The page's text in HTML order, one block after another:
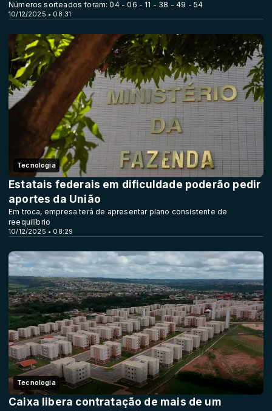
10/12/2025 • 08:31
Números sorteados foram: 04 - 06 - 11 - 38 - 49 - 54
Tecnologia
10/12/2025 • 08:29
Estatais federais em dificuldade poderão pedir
aportes da União
Em troca, empresa terá de apresentar plano consistente de
reequilíbrio
Tecnologia
Caixa libera contratação de mais de um